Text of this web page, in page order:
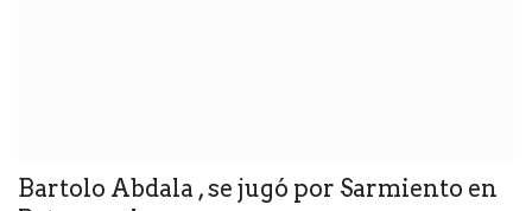
Bartolo Abdala , se jugó por Sarmiento en